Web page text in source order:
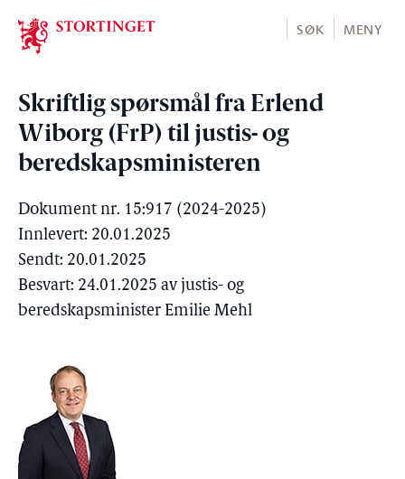
Stortinget.no
SØK MENY
Skriftlig spørsmål fra Erlend
Wiborg (FrP) til justis- og
beredskapsministeren
Dokument nr. 15:917 (2024-2025)
Innlevert: 20.01.2025
Sendt: 20.01.2025
Besvart: 24.01.2025 av justis- og
beredskapsminister Emilie Mehl